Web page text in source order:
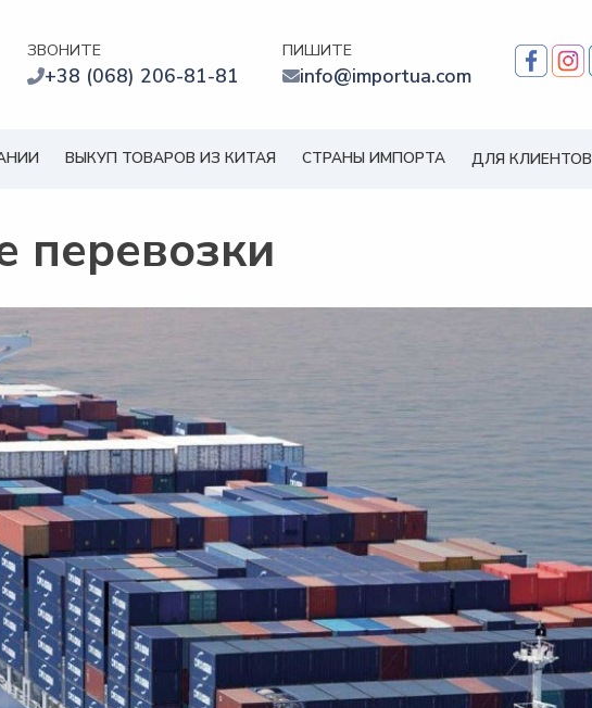
ЗВОНИТЕ
+38 (068) 206-81-81
ПИШИТЕ
info@importua.com
ВЫКУП ТОВАРОВ ИЗ КИТАЯ СТРАНЫ ИМПОРТА ДЛЯ КЛИЕНТОВ
перевозки